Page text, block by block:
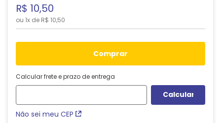
R$ 10,50
ou 1x de R$ 10,50
comprar
Calcular frete e prazo de entrega
Não sei meu CEP